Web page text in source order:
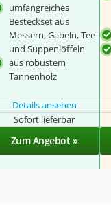
umfangreiches
Besteckset aus
Messern, Gabeln, Tee-
und Suppenlöffeln
aus robustem
Tannenholz
Details ansehen
Sofort lieferbar
Zum Angebot »